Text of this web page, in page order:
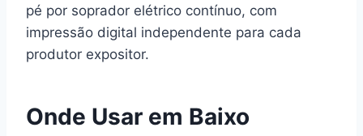
pé por soprador elétrico contínuo, com
impressão digital independente para cada
produtor expositor.
Onde Usar em Baixo